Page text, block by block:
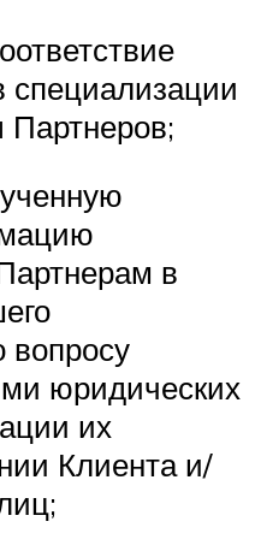
специализации
в
вопросу
юридических
их
Клиента и/